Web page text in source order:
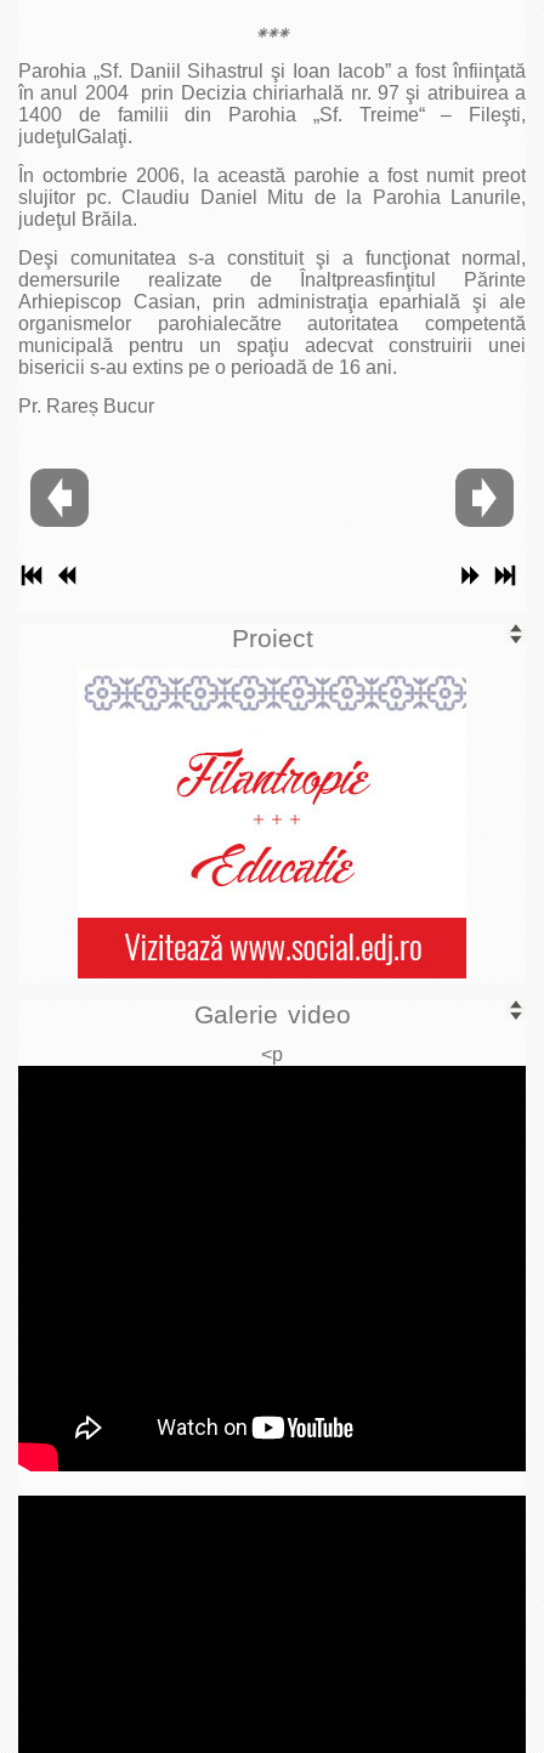
⁕⁕⁕
Parohia „Sf. Daniil Sihastrul şi Ioan Iacob” a fost înfiinţată
în anul 2004 prin Decizia chiriarhală nr. 97 şi atribuirea a
1400 de familii din Parohia „Sf. Treime“ – Fileşti,
judeţulGalaţi.
În octombrie 2006, la această parohie a fost numit preot
slujitor pc. Claudiu Daniel Mitu de la Parohia Lanurile,
judeţul Brăila.
Deşi comunitatea s-a constituit şi a funcţionat normal,
demersurile realizate de Înaltpreasfinţitul Părinte
Arhiepiscop Casian, prin administraţia eparhială şi ale
organismelor parohialecătre autoritatea competentă
municipală pentru un spaţiu adecvat construirii unei
bisericii s-au extins pe o perioadă de 16 ani.
Pr. Rareș Bucur
Proiect
Galerie video
<p